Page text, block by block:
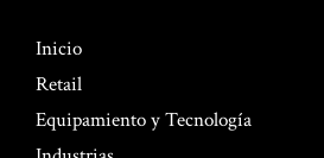
Inicio
Retail
Equipamiento y Tecnología